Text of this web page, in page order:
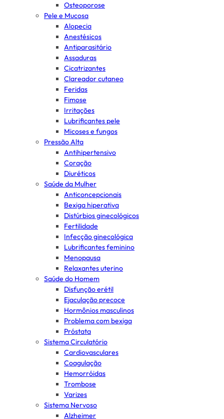
Osteoporose
Pele e Mucosa
Alopecia
Anestésicos
Antiparasitário
Assaduras
Cicatrizantes
Clareador cutaneo
Feridas
Fimose
Irritações
Lubrificantes pele
Micoses e fungos
Pressão Alta
Antihipertensivo
Coração
Diuréticos
Saúde da Mulher
Anticoncepcionais
Bexiga hiperativa
Distúrbios ginecológicos
Fertilidade
Infecção ginecológica
Lubrificantes feminino
Menopausa
Relaxantes uterino
Saúde do Homem
Disfunção erétil
Ejaculação precoce
Hormônios masculinos
Problema com bexiga
Próstata
Sistema Circulatório
Cardiovasculares
Coagulação
Hemorróidas
Trombose
Varizes
Sistema Nervoso
Alzheimer